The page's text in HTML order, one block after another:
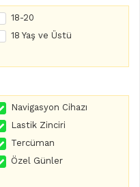
18-20
18 Yaş ve Üstü
Navigasyon Cihazı
Lastik Zinciri
Tercüman
Özel Günler